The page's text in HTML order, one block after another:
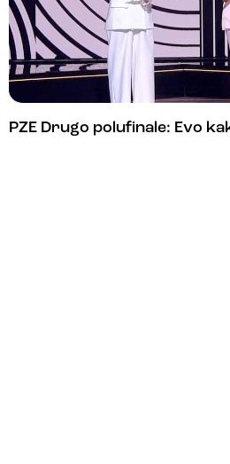
PZE Drugo polufinale: Evo